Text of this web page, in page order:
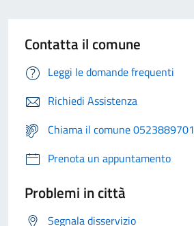
Contatta il comune
Leggi le domande frequenti
Richiedi Assistenza
Chiama il comune 0523889701
Prenota un appuntamento
Problemi in città
Segnala disservizio